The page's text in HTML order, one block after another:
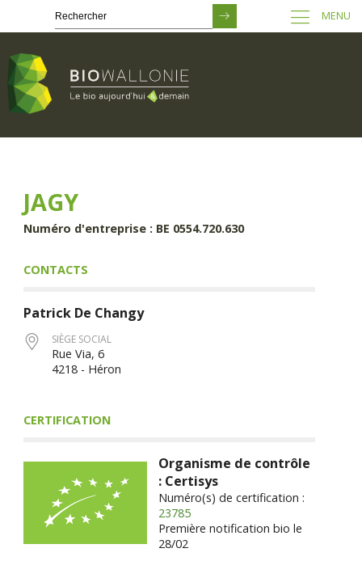
principal
MENU
JAGY
Numéro d'entreprise : BE 0554.720.630
CONTACTS
Patrick De Changy
SIÈGE SOCIAL
Rue Via, 6
4218 - Héron
CERTIFICATION
Organisme de contrôle
: Certisys
Numéro(s) de certification :
23785
Première notification bio le
28/02